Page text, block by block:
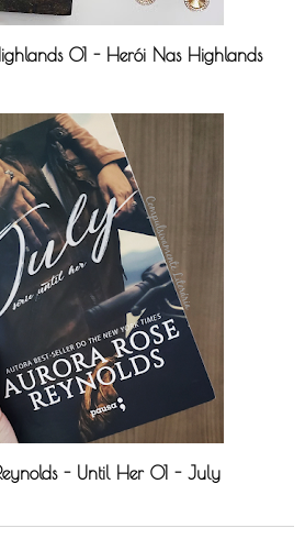
01 - Herói Nas Highlands
- Until Her 01 - July